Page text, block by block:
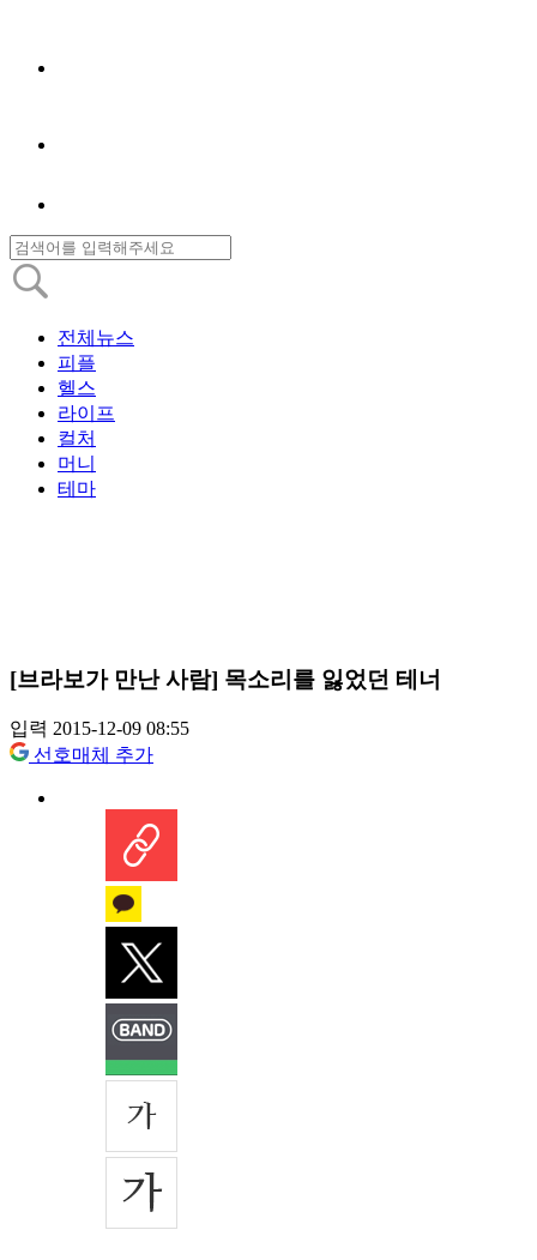
전체뉴스
피플
헬스
라이프
컬처
머니
테마
[브라보가 만난 사람] 목소리를 잃었던 테너
입력 2015-12-09 08:55
선호매체 추가